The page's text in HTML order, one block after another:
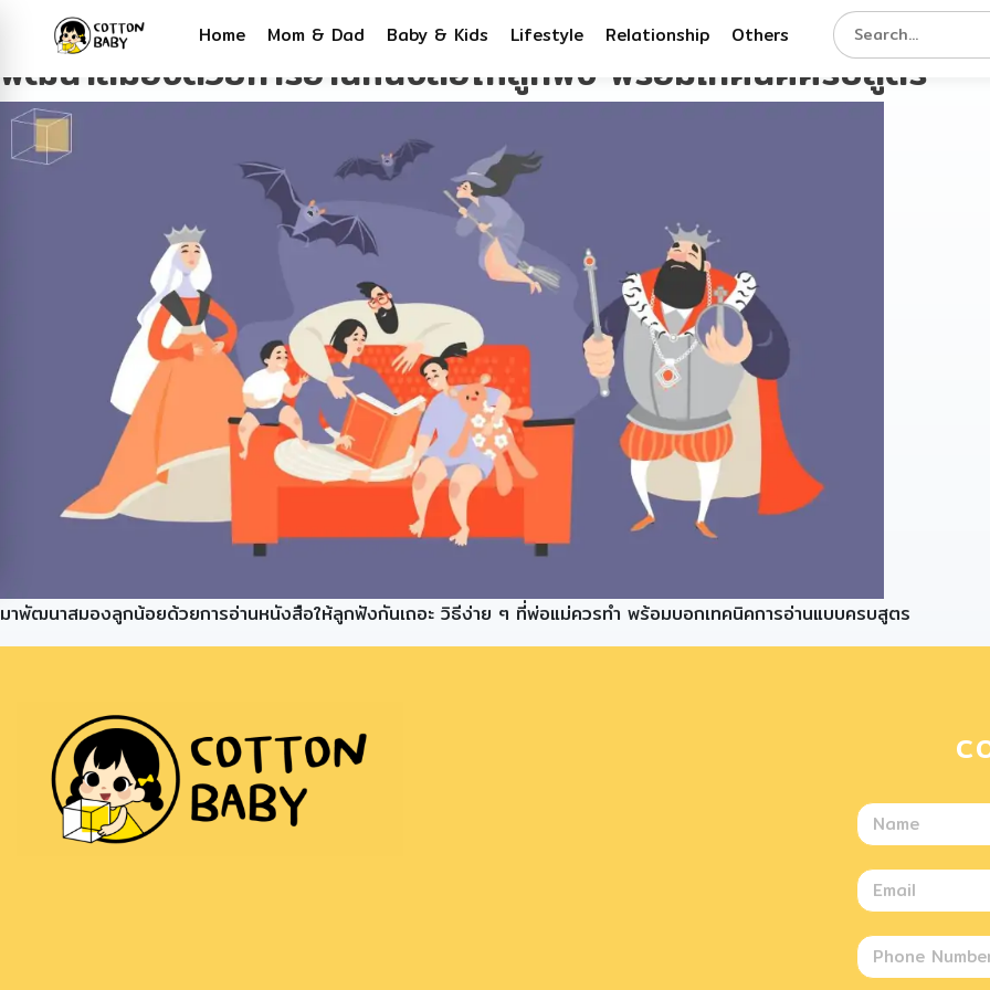
Home Mom & Dad Baby & Kids Lifestyle Relationship Others
Tag:พ่อแม่ลูก
พัฒนาสมองด้วยการอ่านหนังสือให้ลูกฟัง พร้อมเทคนิคครบสูตร
มาพัฒนาสมองลูกน้อยด้วยการอ่านหนังสือให้ลูกฟังกันเถอะ วิธีง่าย ๆ ที่พ่อแม่ควรทำ พร้อมบอกเทคนิคการอ่านแบบครบสูตร